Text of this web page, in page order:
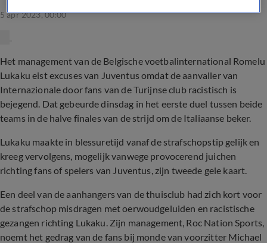
5 apr 2023, 00:00
Het management van de Belgische voetbalinternational Romelu
Lukaku eist excuses van Juventus omdat de aanvaller van
Internazionale door fans van de Turijnse club racistisch is
bejegend. Dat gebeurde dinsdag in het eerste duel tussen beide
teams in de halve finales van de strijd om de Italiaanse beker.
Lukaku maakte in blessuretijd vanaf de strafschopstip gelijk en
kreeg vervolgens, mogelijk vanwege provocerend juichen
richting fans of spelers van Juventus, zijn tweede gele kaart.
Een deel van de aanhangers van de thuisclub had zich kort voor
de strafschop misdragen met oerwoudgeluiden en racistische
gezangen richting Lukaku. Zijn management, Roc Nation Sports,
noemt het gedrag van de fans bij monde van voorzitter Michael